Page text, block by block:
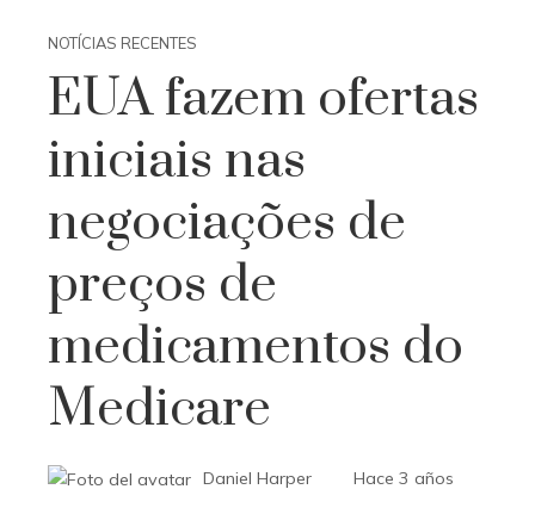
NOTÍCIAS RECENTES
EUA fazem ofertas
iniciais nas
negociações de
preços de
medicamentos do
Medicare
Daniel Harper Hace 3 años